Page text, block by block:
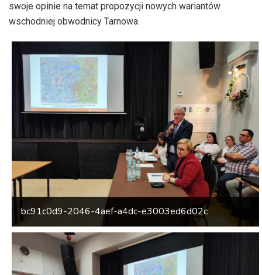
swoje opinie na temat propozycji nowych wariantów
wschodniej obwodnicy Tarnowa.
bc91c0d9-2046-4aef-a4dc-e3003ed6d02c